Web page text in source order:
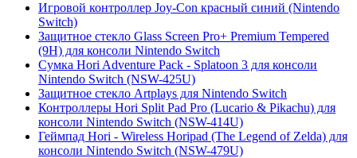
Игровой контроллер Joy-Con красный синий (Nintendo
Switch)
Защитное стекло Glass Screen Pro+ Premium Tempered
(9H) для консоли Nintendo Switch
Сумка Hori Adventure Pack - Splatoon 3 для консоли
Nintendo Switch (NSW-425U)
Защитное стекло Artplays для Nintendo Switch
Контроллеры Hori Split Pad Pro (Lucario & Pikachu) для
консоли Nintendo Switch (NSW-414U)
Геймпад Hori - Wireless Horipad (The Legend of Zelda) для
консоли Nintendo Switch (NSW-479U)